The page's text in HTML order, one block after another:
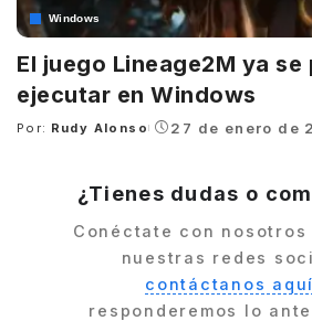
Windows
El juego Lineage2M ya se
ejecutar en Windows
Posted
Por: Rudy Alonso 27 de enero de
¿Tienes dudas o
Conéctate con nosotros
nuestras redes
contáctanos aquí
responderemos lo